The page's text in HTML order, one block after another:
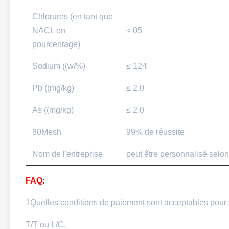
Chlorures (en tant que
NACL en
pourcentage)
≤ 05
Sodium ((w/%) ≤ 124
Pb ((mg/kg) ≤ 2.0
As ((mg/kg) ≤ 2.0
80Mesh 99% de réussite
Nom de l'entreprise peut être personnalisé
FAQ:
1Quelles conditions de paiement sont acceptables pour
T/T ou L/C.